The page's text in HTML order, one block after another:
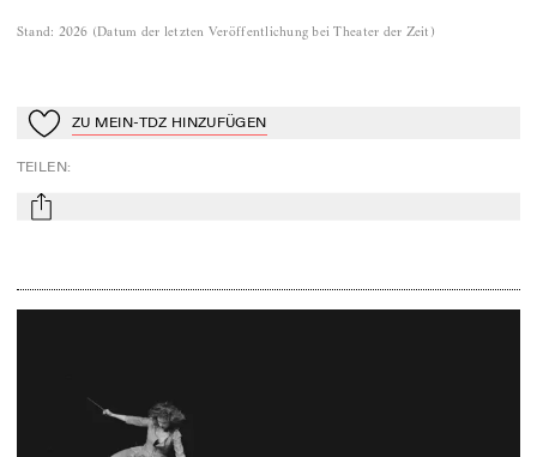
Stand: 2026 (Datum der letzten Veröffentlichung bei Theater der Zeit )
Zu Mein-TdZ hinzufügen
ZU MEIN-TDZ HINZUFÜGEN
TEILEN:
mail